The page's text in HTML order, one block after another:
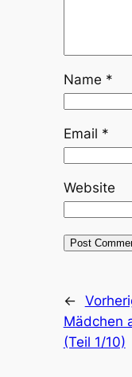
Name *
Email *
Website
←
Mädchen
(Teil 1/10)